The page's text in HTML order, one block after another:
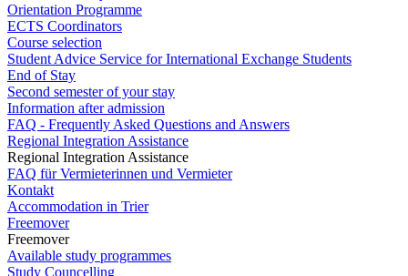
Orientation Programme
ECTS Coordinators
Course selection
Student Advice Service for International Exchange Students
End of Stay
Second semester of your stay
Information after admission
FAQ - Frequently Asked Questions and Answers
Regional Integration Assistance
Regional Integration Assistance
FAQ für Vermieterinnen und Vermieter
Kontakt
Accommodation in Trier
Freemover
Freemover
Available study programmes
Study Councelling